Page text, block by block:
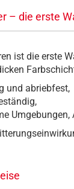
– die erste
ist die erste
und abriebfest,